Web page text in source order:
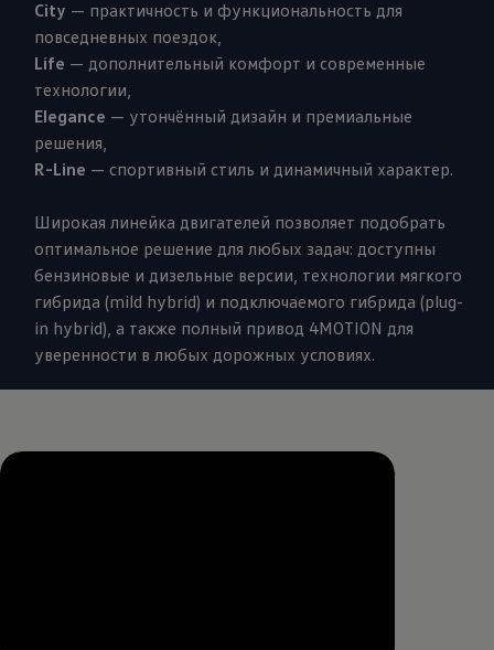
City — практичность и функциональность для
повседневных поездок,
Life — дополнительный комфорт и современные
технологии,
Elegance — утончённый дизайн и премиальные
решения,
R-Line — спортивный стиль и динамичный характер.
Широкая линейка двигателей позволяет подобрать
оптимальное решение для любых задач: доступны
бензиновые и дизельные версии, технологии мягкого
гибрида (mild hybrid) и подключаемого гибрида (plug-
in hybrid), а также полный привод 4MOTION для
уверенности в любых дорожных условиях.